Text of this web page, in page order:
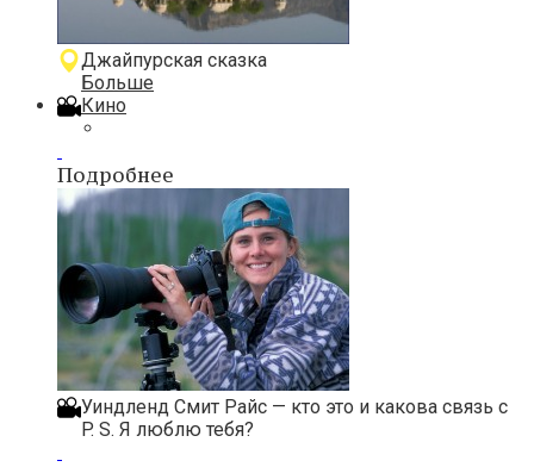
Джайпурская сказка
Больше
Кино
Подробнее
Уиндленд Смит Райс — кто это и какова связь с
P. S. Я люблю тебя?